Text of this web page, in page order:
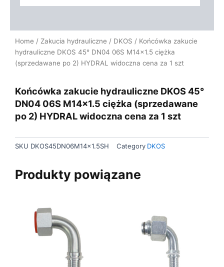
Home / Zakucia hydrauliczne / DKOS / Końcówka zakucie
hydrauliczne DKOS 45° DN04 06S M14x1.5 ciężka
(sprzedawane po 2) HYDRAL widoczna cena za 1 szt
Końcówka zakucie hydrauliczne DKOS 45°
DN04 06S M14x1.5 ciężka (sprzedawane
po 2) HYDRAL widoczna cena za 1 szt
SKU DKOS45DN06M14x1.5SH Category DKOS
Produkty powiązane